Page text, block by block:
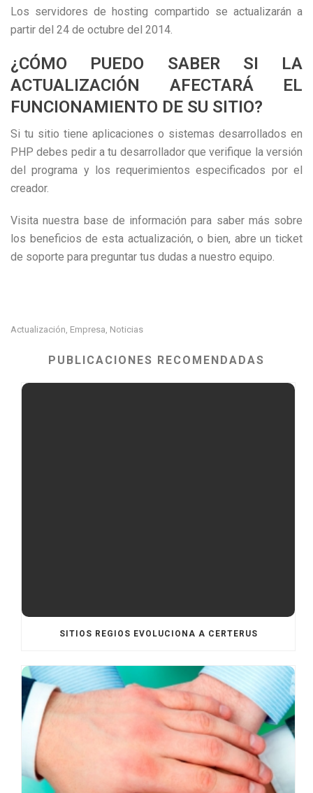
Los servidores de hosting compartido se actualizarán a
partir del 24 de octubre del 2014.
¿CÓMO PUEDO SABER SI LA
ACTUALIZACIÓN AFECTARÁ EL
FUNCIONAMIENTO DE SU SITIO?
Si tu sitio tiene aplicaciones o sistemas desarrollados en
PHP debes pedir a tu desarrollador que verifique la versión
del programa y los requerimientos especificados por el
creador.
Visita nuestra base de información para saber más sobre
los beneficios de esta actualización, o bien, abre un ticket
de soporte para preguntar tus dudas a nuestro equipo.
Actualización, Empresa, Noticias
PUBLICACIONES RECOMENDADAS
SITIOS REGIOS EVOLUCIONA A CERTERUS